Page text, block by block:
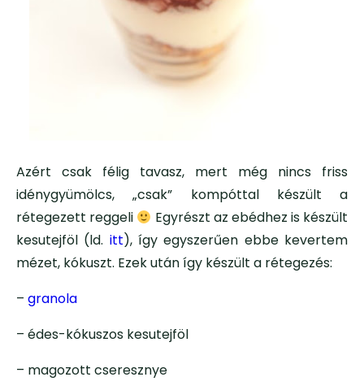
Azért csak félig tavasz, mert még nincs friss
idénygyümölcs, „csak” kompóttal készült a
rétegezett reggeli
Egyrészt az ebédhez is készült
kesutejföl (ld. itt), így egyszerűen ebbe kevertem
mézet, kókuszt. Ezek után így készült a rétegezés:
– granola
– édes-kókuszos kesutejföl
– magozott cseresznye